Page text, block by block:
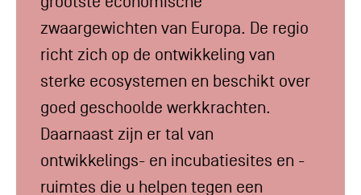
zwaargewichten van Europa. De regio
richt zich op de ontwikkeling van
sterke ecosystemen en beschikt over
goed geschoolde werkkrachten.
Daarnaast zijn er tal van
ontwikkelings- en incubatiesites en -
ruimtes die u helpen tegen een